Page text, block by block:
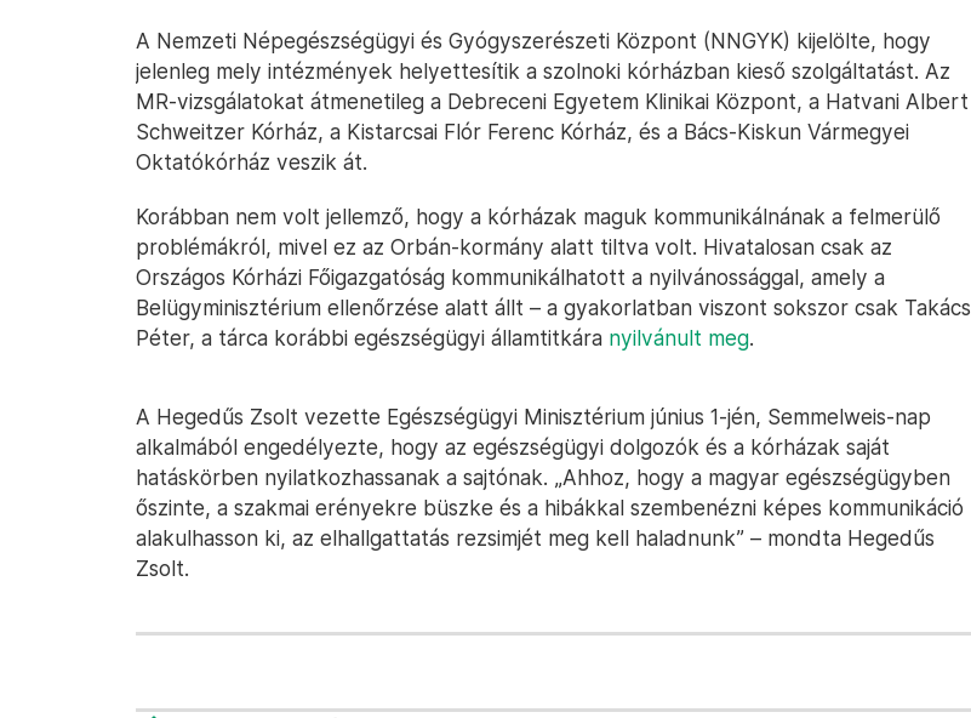
A Nemzeti Népegészségügyi és Gyógyszerészeti Központ (NNGYK) kijelölte, hogy
jelenleg mely intézmények helyettesítik a szolnoki kórházban kieső szolgáltatást. Az
MR-vizsgálatokat átmenetileg a Debreceni Egyetem Klinikai Központ, a Hatvani Albert
Schweitzer Kórház, a Kistarcsai Flór Ferenc Kórház, és a Bács-Kiskun Vármegyei
Oktatókórház veszik át.
Korábban nem volt jellemző, hogy a kórházak maguk kommunikálnának a felmerülő
problémákról, mivel ez az Orbán-kormány alatt tiltva volt. Hivatalosan csak az
Országos Kórházi Főigazgatóság kommunikálhatott a nyilvánossággal, amely a
Belügyminisztérium ellenőrzése alatt állt – a gyakorlatban viszont sokszor csak Takács
Péter, a tárca korábbi egészségügyi államtitkára nyilvánult meg.
A Hegedűs Zsolt vezette Egészségügyi Minisztérium június 1-jén, Semmelweis-nap
alkalmából engedélyezte, hogy az egészségügyi dolgozók és a kórházak saját
hatáskörben nyilatkozhassanak a sajtónak. „Ahhoz, hogy a magyar egészségügyben
őszinte, a szakmai erényekre büszke és a hibákkal szembenézni képes kommunikáció
alakulhasson ki, az elhallgattatás rezsimjét meg kell haladnunk” – mondta Hegedűs
Zsolt.